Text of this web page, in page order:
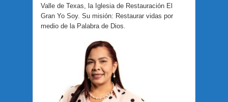
Valle de Texas, la Iglesia de Restauración El
Gran Yo Soy. Su misión: Restaurar vidas por
medio de la Palabra de Dios.